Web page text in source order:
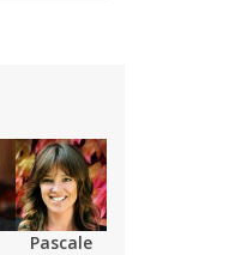
Pascale